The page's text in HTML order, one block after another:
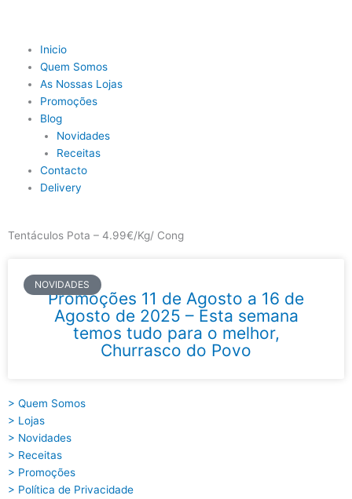
Main
Menu
Inicio
Quem Somos
As Nossas Lojas
Promoções
Blog
Novidades
Receitas
Contacto
Delivery
Tentáculos Pota – 4.99€/Kg/ Cong
NOVIDADES
Promoções 11 de Agosto a 16 de
Agosto de 2025 – Esta semana
temos tudo para o melhor,
Churrasco do Povo
> Quem Somos
> Lojas
> Novidades
> Receitas
> Promoções
> Política de Privacidade